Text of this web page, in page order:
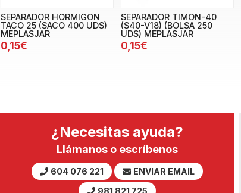
SEPARADOR HORMIGON
TACO 25 (SACO 400 UDS)
MEPLASJAR
0,15€
SEPARADOR TIMON-40
(S40-V18) (BOLSA 250
UDS) MEPLASJAR
0,15€
¿Necesitas ayuda?
Llámanos o escríbenos
604 076 221
ENVIAR EMAIL